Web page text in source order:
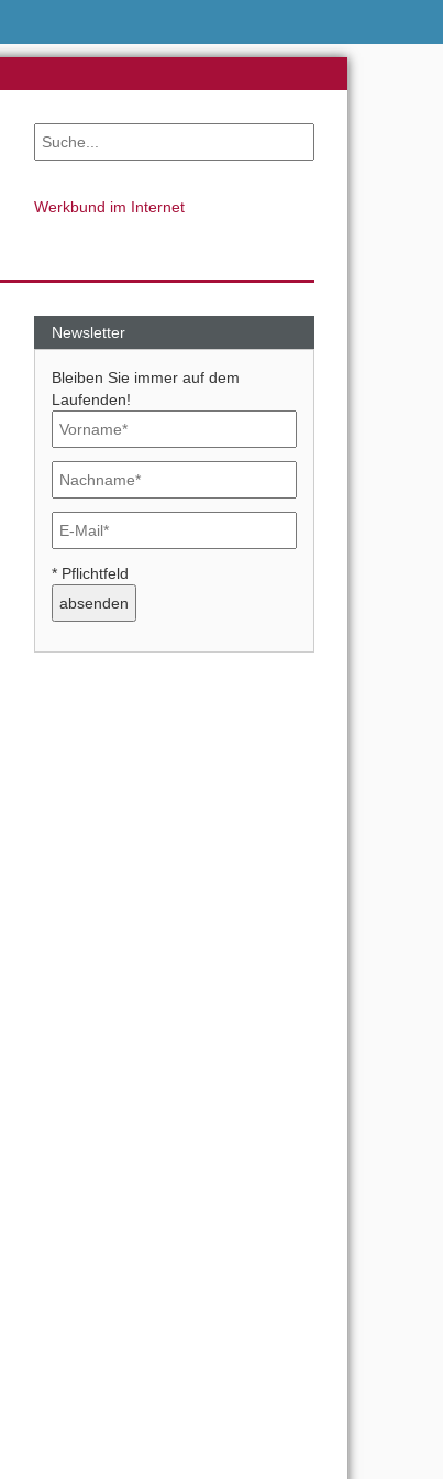
Werkbund im Internet
Newsletter
Bleiben Sie immer auf dem
Laufenden!
* Pflichtfeld